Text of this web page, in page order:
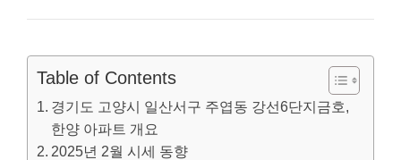
Table of Contents
경기도 고양시 일산서구 주엽동 강선6단지금호,
한양 아파트 개요
2025년 2월 시세 동향